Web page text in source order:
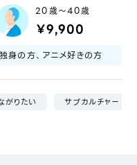
20歳～40歳
￥9,900
独身の方、アニメ好きの方
がりたい サブカルチャー